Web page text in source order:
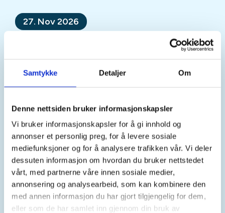
Samtykke Detaljer Om
Denne nettsiden bruker informasjonskapsler
Vi bruker informasjonskapsler for å gi innhold og
annonser et personlig preg, for å levere sosiale
mediefunksjoner og for å analysere trafikken vår. Vi deler
dessuten informasjon om hvordan du bruker nettstedet
vårt, med partnerne våre innen sosiale medier,
annonsering og analysearbeid, som kan kombinere den
med annen informasjon du har gjort tilgjengelig for dem,
eller som de har samlet inn gjennom din bruk av
27. Nov 2026
JOFS 2026 harejakt og
avslutning
Sted
Eidsvoll
Tid